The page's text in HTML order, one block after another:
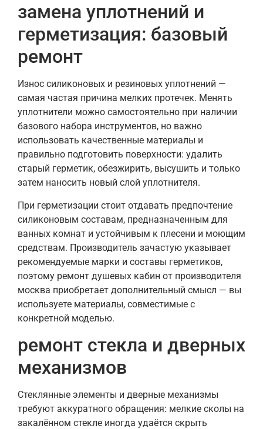
замена уплотнений и
герметизация: базовый
ремонт
Износ силиконовых и резиновых уплотнений —
самая частая причина мелких протечек. Менять
уплотнители можно самостоятельно при наличии
базового набора инструментов, но важно
использовать качественные материалы и
правильно подготовить поверхности: удалить
старый герметик, обезжирить, высушить и только
затем наносить новый слой уплотнителя.
При герметизации стоит отдавать предпочтение
силиконовым составам, предназначенным для
ванных комнат и устойчивым к плесени и моющим
средствам. Производитель зачастую указывает
рекомендуемые марки и составы герметиков,
поэтому ремонт душевых кабин от производителя
москва приобретает дополнительный смысл — вы
используете материалы, совместимые с
конкретной моделью.
ремонт стекла и дверных
механизмов
Стеклянные элементы и дверные механизмы
требуют аккуратного обращения: мелкие сколы на
закалённом стекле иногда удаётся скрыть